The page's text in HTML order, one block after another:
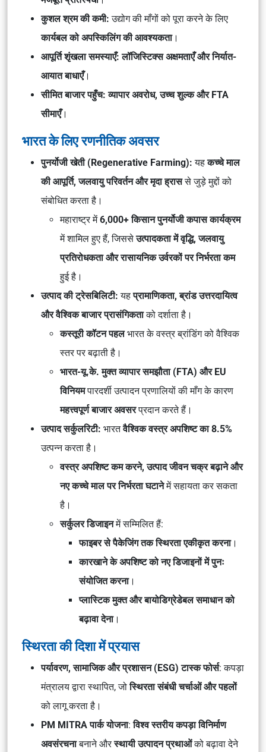
कुशल श्रम की कमी: उद्योग की माँगों को पूरा करने के लिए
कार्यबल को अपस्किलिंग की आवश्यकता।
आपूर्ति शृंखला समस्याएँ: लॉजिस्टिक्स अक्षमताएँ और निर्यात-
आयात बाधाएँ।
सीमित बाजार पहुँच: व्यापार अवरोध, उच्च शुल्क और FTA
सीमाएँ।
भारत के लिए रणनीतिक अवसर
पुनर्योजी खेती (Regenerative Farming): यहकच्चे माल
की आपूर्ति, जलवायु परिवर्तन और मृदा ह्राससे जुड़े मुद्दों को
संबोधित करता है।
महाराष्ट्र में6,000+ किसान पुनर्योजी कपास कार्यक्रम
में शामिल हुए हैं, जिससेउत्पादकता में वृद्धि, जलवायु
प्रतिरोधकता और रासायनिक उर्वरकों पर निर्भरता कम
हुई है।
उत्पाद की ट्रेसबिलिटी: यहप्रामाणिकता, ब्रांड उत्तरदायित्व
और वैश्विक बाजार प्रासंगिकताको दर्शाता है।
कस्तूरी कॉटन पहलभारत के वस्त्र ब्रांडिंग को वैश्विक
स्तर पर बढ़ाती है।
भारत-यू.के. मुक्त व्यापार समझौता (FTA) और EU
विनियमपारदर्शी उत्पादन प्रणालियों की माँग के कारण
महत्त्वपूर्ण बाजार अवसरप्रदान करते हैं।
उत्पाद सर्कुलरिटी: भारतवैश्विक वस्त्र अपशिष्ट का 8.5%
उत्पन्न करता है।
वस्त्र अपशिष्ट कम करने, उत्पाद जीवन चक्र बढ़ाने और
नए कच्चे माल पर निर्भरता घटानेमें सहायता कर सकता
है।
सर्कुलर डिजाइनमें सम्मिलित हैं:
फाइबर से पैकेजिंग तक स्थिरता एकीकृत करना।
कारखाने के अपशिष्ट को नए डिजाइनों में पुनः
संयोजित करना।
प्लास्टिक मुक्त और बायोडिग्रेडेबल समाधान को
बढ़ावा देना।
स्थिरता की दिशा में प्रयास
पर्यावरण, सामाजिक और प्रशासन (ESG) टास्क फोर्स: कपड़ा
मंत्रालय द्वारा स्थापित, जोस्थिरता संबंधी चर्चाओं और पहलों
को लागू करता है।
PM MITRA पार्क योजना:विश्व स्तरीय कपड़ा विनिर्माण
अवसंरचनाबनाने औरस्थायी उत्पादन प्रथाओंको बढ़ावा देने